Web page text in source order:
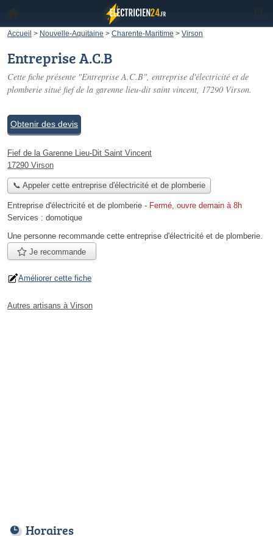
Accueil > Nouvelle-Aquitaine > Charente-Maritime > Virson
Entreprise A.C.B
Cette fiche présente "Entreprise A.C.B", entreprise d'électricité et de
plomberie situé fief de la garenne lieu-dit saint vincent, 17290 Virson.
Obtenir des devis
Fief de la Garenne Lieu-Dit Saint Vincent
17290 Virson
📞 Appeler cette entreprise d'électricité et de plomberie
Entreprise d'électricité et de plomberie - Fermé, ouvre demain à 8h
Services : domotique
Une personne recommande cette entreprise d'électricité et de plomberie.
Je recommande
Améliorer cette fiche
Autres artisans à Virson
Horaires